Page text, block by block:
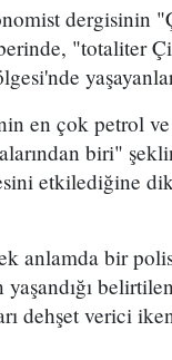
dergisinin
"totaliter
en çok petrol
biri"
etkilediğine
anlamda bir
dehşet verici